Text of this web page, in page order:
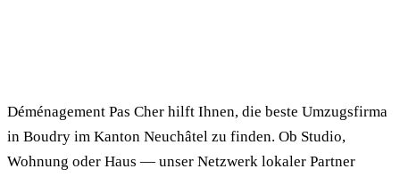
Déménagement Pas Cher hilft Ihnen, die beste Umzugsfirma
in Boudry im Kanton Neuchâtel zu finden. Ob Studio,
Wohnung oder Haus — unser Netzwerk lokaler Partner